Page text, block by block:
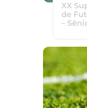
XX
de
–